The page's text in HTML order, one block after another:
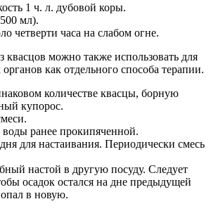
1 ч. л. дубовой коры.
мл).
четверти часа на слабом огне.
квасцов можно также использовать для
как отдельного способа терапии.
количестве квасцы, борную
купорос.
воды ранее прокипяченной.
для настаивания. Периодически смесь
настой в другую посуду. Следует
осадок остался на дне предыдущей
в новую.